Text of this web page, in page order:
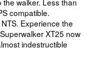
compatible.
Experience the
XT25 now
indestructible